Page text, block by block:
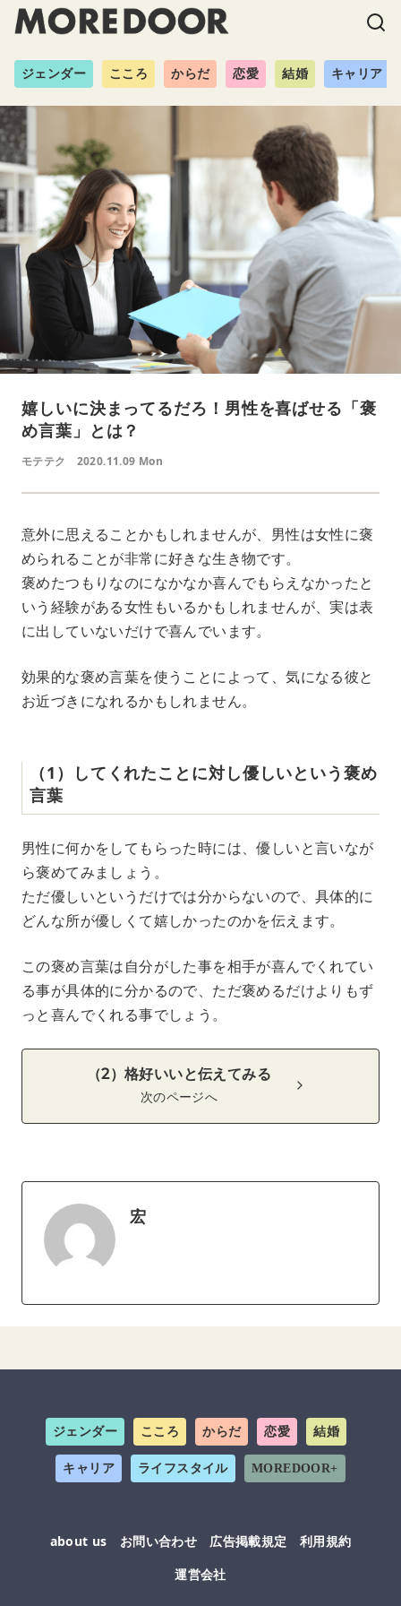
ジェンダー こころ からだ 恋愛 結婚 キャリア
嬉しいに決まってるだろ！男性を喜ばせる「褒
め言葉」とは？
モテテク 2020.11.09 Mon
意外に思えることかもしれませんが、男性は女性に褒
められることが非常に好きな生き物です。
褒めたつもりなのになかなか喜んでもらえなかったと
いう経験がある女性もいるかもしれませんが、実は表
に出していないだけで喜んでいます。
効果的な褒め言葉を使うことによって、気になる彼と
お近づきになれるかもしれません。
（1）してくれたことに対し優しいという褒め
言葉
男性に何かをしてもらった時には、優しいと言いなが
ら褒めてみましょう。
ただ優しいというだけでは分からないので、具体的に
どんな所が優しくて嬉しかったのかを伝えます。
この褒め言葉は自分がした事を相手が喜んでくれてい
る事が具体的に分かるので、ただ褒めるだけよりもず
っと喜んでくれる事でしょう。
（2）格好いいと伝えてみる
次のページへ
宏
ジェンダー こころ からだ 恋愛 結婚
キャリア ライフスタイル MOREDOOR+
about us お問い合わせ 広告掲載規定
利用規約
運営会社